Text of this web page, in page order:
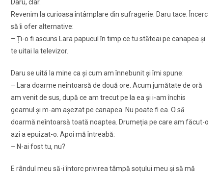
Daru, clar.
Revenim la curioasa întâmplare din sufragerie. Daru tace. Încerc
să îi ofer alternative:
– Ți-o fi ascuns Lara papucul în timp ce tu stăteai pe canapea și
te uitai la televizor.
Daru se uită la mine ca și cum am înnebunit și îmi spune:
– Lara doarme neîntoarsă de două ore. Acum jumătate de oră
am venit de sus, după ce am trecut pe la ea și i-am închis
geamul și m-am așezat pe canapea. Nu poate fi ea. O să
doarmă neîntoarsă toată noaptea. Drumeția pe care am făcut-o
azi a epuizat-o. Apoi mă întreabă:
– N-ai fost tu, nu?
E rândul meu să-i întorc privirea tâmpă soțului meu și să mă